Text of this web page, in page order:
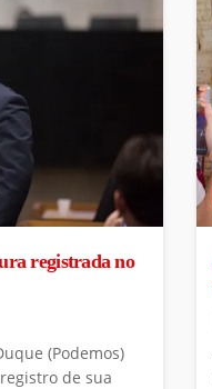
registrada no
(Podemos)
de sua